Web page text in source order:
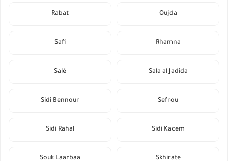
Oujda
Rabat
Rhamna
Safi
Sala al Jadida
Salé
Sefrou
Sidi Bennour
Sidi Kacem
Sidi Rahal
Skhirate
Souk Laarbaa